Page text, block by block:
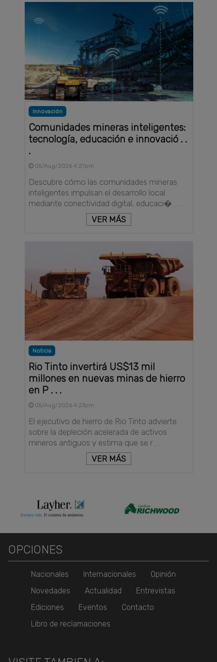
Innovación
Comunidades mineras inteligentes:
tecnología, educación e innovació . .
.
05/Aug/2026 4:27pm
Descubre cómo las comunidades mineras
inteligentes impulsan el desarrollo local
mediante conectividad digital, educaci� . . .
VER MÁS
Noticia
Rio Tinto invertirá US$13 mil
millones en nuevas minas de hierro
en P . . .
05/Aug/2026 4:23pm
El ejecutivo de hierro de Rio Tinto advierte
sobre la depleción acelerada de activos
mineros antiguos y estima que se r . . .
VER MÁS
OPCIONES
Nacionales Internacionales
Opinión
Novedades
Actualidad
Entrevistas
Ediciones
Eventos
Contacto
Libro de reclamaciones